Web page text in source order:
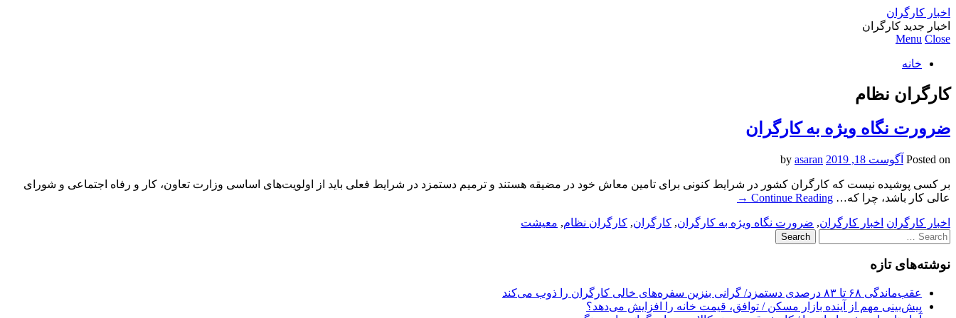
اخبار کارگران
اخبار جدید کارگران
Menu Close
خانه
کارگران نظام
ضرورت نگاه ویژه به کارگران
Posted on آگوست 18, 2019 asaran
بر کسی پوشیده نیست که کارگران کشور در شرایط کنونی برای تامین معاش خود در مضیقه هستند و ترمیم دستمزد در شرایط فعلی باید از اولویت‌های اساسی وزارت تعاون، کار و رفاه اجتماعی و شورای
عالی کار باشد، چرا که… Continue Reading
→
اخبار کارگران اخبار کارگران, ضرورت نگاه ویژه به کارگران, کارگران, کارگران نظام, معیشت
Search
for:
نوشته‌های تازه
عقب‌ماندگی ۶۸ تا ۸۳ درصدی دستمزد/ گرانی بنزین سفره‌های خالی کارگران را ذوب می‌کند
پیش‌بینی مهم از آینده بازار مسکن / توافق، قیمت خانه را افزایش می‌دهد؟